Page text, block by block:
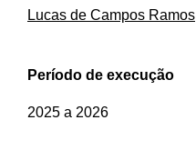
Lucas de Campos Ramos
Período de execução
2025 a 2026